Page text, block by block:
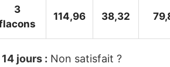
3
114,96 38,32
jours : Non satisfait ?